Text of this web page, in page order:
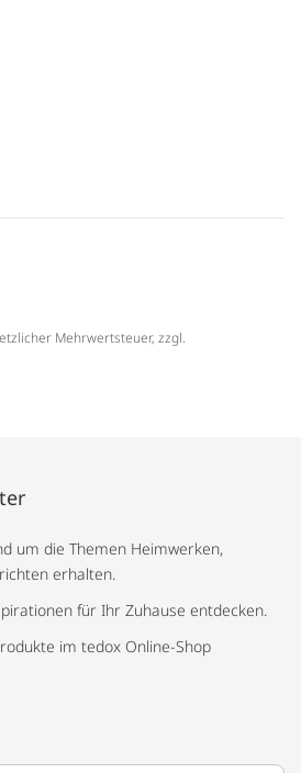
Mehrwertsteuer, zzgl.
um die Themen Heimwerken,
erhalten.
für Ihr Zuhause entdecken.
im tedox Online-Shop